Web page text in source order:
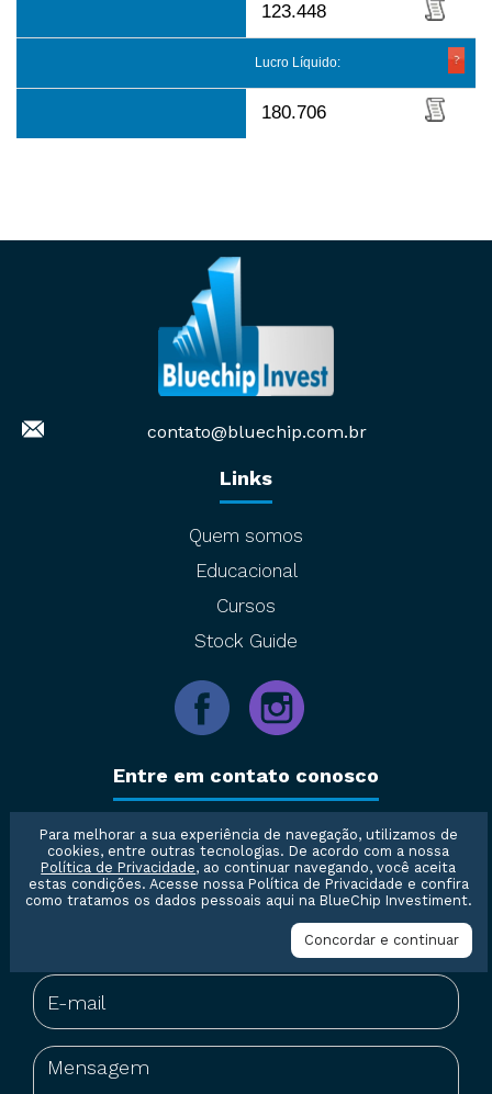
123.448
Lucro Líquido:
180.706
contato@bluechip.com.br
Links
Quem somos
Educacional
Cursos
Stock Guide
Entre em contato conosco
Para melhorar a sua experiência de navegação, utilizamos de
cookies, entre outras tecnologias. De acordo com a nossa
Política de Privacidade, ao continuar navegando, você aceita
estas condições. Acesse nossa Política de Privacidade e confira
como tratamos os dados pessoais aqui na BlueChip Investiment.
Concordar e continuar